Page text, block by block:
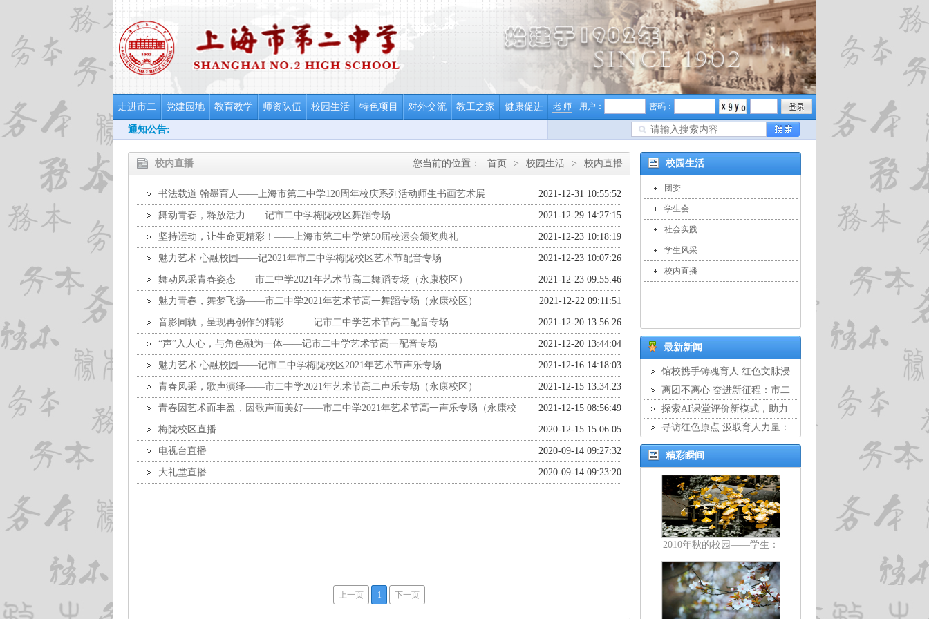
走进市二 党建园地 教育教学 师资队伍 校园生活 特色项目 对外交流 教工之家 健康促进 老 师 用户： 密码：
通知公告:
您当前的位置： 首页 > 校园生活 > 校内直播
校内直播
2021-12-31 10:55:52
书法载道 翰墨育人——上海市第二中学120周年校庆系列活动师生书画艺术展
2021-12-29 14:27:15
舞动青春，释放活力——记市二中学梅陇校区舞蹈专场
2021-12-23 10:18:19
坚持运动，让生命更精彩！——上海市第二中学第50届校运会颁奖典礼
2021-12-23 10:07:26
魅力艺术 心融校园——记2021年市二中学梅陇校区艺术节配音专场
2021-12-23 09:55:46
舞动风采青春姿态——市二中学2021年艺术节高二舞蹈专场（永康校区）
2021-12-22 09:11:51
魅力青春，舞梦飞扬——市二中学2021年艺术节高一舞蹈专场（永康校区）
2021-12-20 13:56:26
音影同轨，呈现再创作的精彩———记市二中学艺术节高二配音专场
2021-12-20 13:44:04
“声”入人心，与角色融为一体——记市二中学艺术节高一配音专场
2021-12-16 14:18:03
魅力艺术 心融校园——记市二中学梅陇校区2021年艺术节声乐专场
2021-12-15 13:34:23
青春风采，歌声演绎——市二中学2021年艺术节高二声乐专场（永康校区）
2021-12-15 08:56:49
青春因艺术而丰盈，因歌声而美好——市二中学2021年艺术节高一声乐专场（永康校
区）
2020-12-15 15:06:05
梅陇校区直播
2020-09-14 09:27:32
电视台直播
2020-09-14 09:23:20
大礼堂直播
上一页 1 下一页
校园生活
团委
学生会
社会实践
学生风采
校内直播
最新新闻
馆校携手铸魂育人 红色文脉浸
润校园：市二中学与静安区文物保
护管理服务中心结对共建签约仪式
暨交流座谈会
离团不离心 奋进新征程：市二
中学举行教工离团仪式
探索AI课堂评价新模式，助力
教学提质增效：市二中学开展教师
校本培训
寻访红色原点 汲取育人力量：
市二中学教工团支部开展主题团日
活动
精彩瞬间
2010年秋的校园——学生：
顾剑亨